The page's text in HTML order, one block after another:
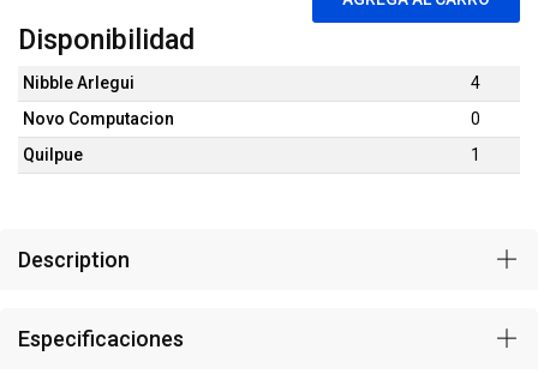
Disponibilidad
Nibble Arlegui
4
Novo Computacion
0
Quilpue
1
Description
Especificaciones